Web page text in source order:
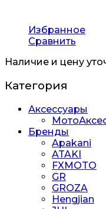
Избранное
Сравнить
Наличие и цену
Категория
Аксессуары
Бренды
Apakani
ATAKI
FXMOTO
GR
GROZA
Hengjian